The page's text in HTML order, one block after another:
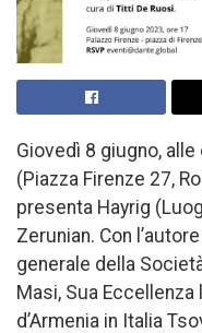
Giovedì 8 giugno, alle
(Piazza Firenze 27,
presenta Hayrig
Zerunian. Con
generale della
Masi, Sua Eccellenza
d’Armenia in Italia